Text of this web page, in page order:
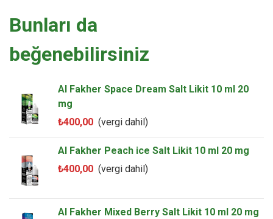
Bunları da
beğenebilirsiniz
Al Fakher Space Dream Salt Likit 10 ml 20
mg
₺400,00 (vergi dahil)
Al Fakher Peach ice Salt Likit 10 ml 20 mg
₺400,00 (vergi dahil)
Al Fakher Mixed Berry Salt Likit 10 ml 20 mg